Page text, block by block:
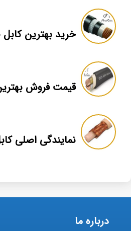
خرید بهترین
درباره ما